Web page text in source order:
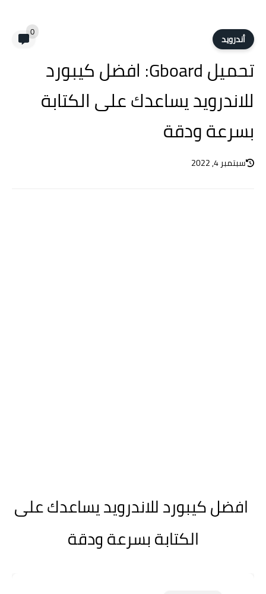
أندرويد 0
تحميل Gboard: افضل كيبورد
للاندرويد يساعدك على الكتابة
بسرعة ودقة
سبتمبر 4, 2022
افضل كيبورد للاندرويد يساعدك على
الكتابة بسرعة ودقة